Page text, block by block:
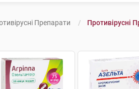
Препарати Противірусні